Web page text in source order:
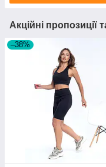
Акційні пропозиції
–38%